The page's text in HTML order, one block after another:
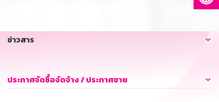
ข่าวสาร
ประกาศจัดซื้อจัดจ้าง / ประกาศขาย